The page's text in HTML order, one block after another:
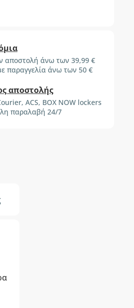
αποστολή άνω των 39,99 €
παραγγελία άνω των 50 €
αποστολής
ACS, BOX NOW lockers
παραλαβή 24/7